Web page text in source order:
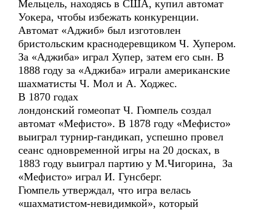
Мельцель, находясь в США, купил автомат
Уокера, чтобы избежать конкуренции.
Автомат «Аджиб» был изготовлен
бристольским краснодеревщиком Ч. Хупером.
За «Аджиба» играл Хупер, затем его сын. В
1888 году за «Аджиба» играли американские
шахматисты Ч. Мол и А. Ходжес.
В 1870 годах
лондонский гомеопат Ч. Гюмпель создал
автомат «Мефисто». В 1878 году «Мефисто»
выиграл турнир-гандикап, успешно провел
сеанс одновременной игры на 20 досках, в
1883 году выиграл партию у М.Чигорина, За
«Мефисто» играл И. Гунсберг.
Гюмпель утверждал, что игра велась
«шахматистом-невидимкой», который